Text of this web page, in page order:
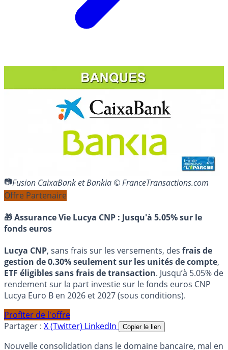
Fusion CaixaBank et Bankia © FranceTransactions.com
Offre Partenaire
🎁 Assurance Vie Lucya CNP : Jusqu'à 5.05% sur le
fonds euros
Lucya CNP, sans frais sur les versements, des frais de
gestion de 0.30% seulement sur les unités de compte,
ETF éligibles sans frais de transaction. Jusqu’à 5.05% de
rendement sur la part investie sur le fonds euros CNP
Lucya Euro B en 2026 et 2027 (sous conditions).
Profiter de l'offre
Partager : X (Twitter) LinkedIn Copier le lien
Nouvelle consolidation dans le domaine bancaire, mal en